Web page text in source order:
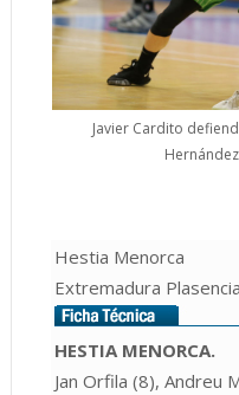
Javier Cardito
Hestia Menorca
Extremadura Plasencia
HESTIA MENORCA.
Jan Orfila (8), Andreu